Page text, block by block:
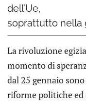
dell’Ue,
soprattutto nella
La rivoluzione
momento di
dal 25 gennaio
riforme politiche ed